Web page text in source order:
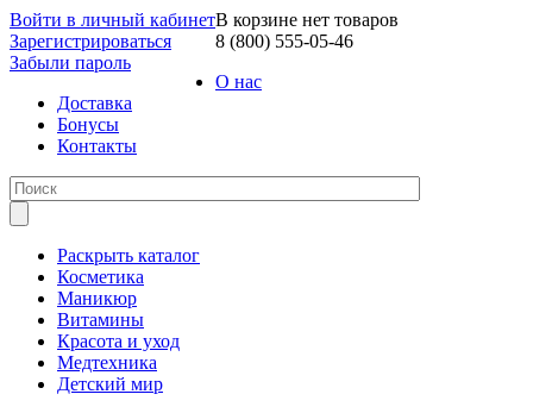
Войти в личный кабинет
Зарегистрироваться
Забыли пароль
В корзине нет товаров
8 (800) 555-05-46
О нас
Доставка
Бонусы
Контакты
Раскрыть каталог
Косметика
Маникюр
Витамины
Красота и уход
Медтехника
Детский мир